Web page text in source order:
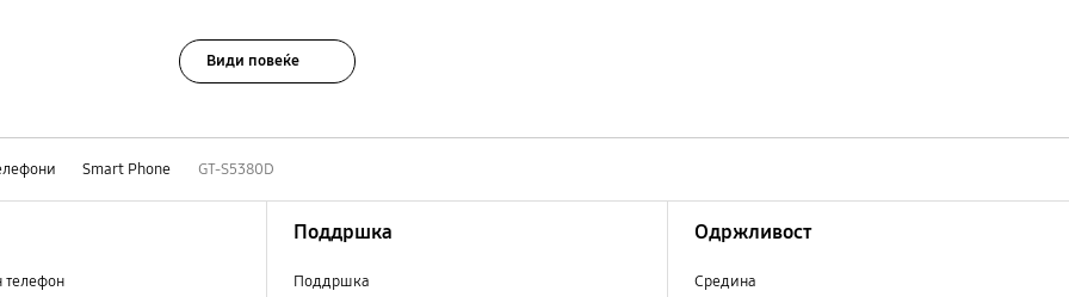
Види повеќе
Smart Phone GT-S5380D
телефон
Поддршка
Поддршка
Одржливост
Средина